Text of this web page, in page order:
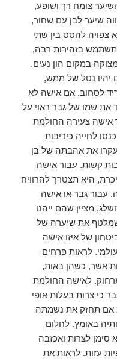
צומח רך ושופע,
שיער לבן עם שחור,
צפויה להסס בין שתי
בזהירות רבה,
במקום הון נעים.
יהיו נטל של ממש,
לסחוב. אם אישה לא
שמו של גבר ראוי על
אישה צעירה החולמת
לחייה כיריבות
את אהבתה של בן
קשות. עבור אישה
היא תצטרך להרוויח
עבור גבר או אישה
מציין שהם ייהנו
שמלטף את שיערה של
של איזו אישה
לראות פרחים
אשר, כשהן באות,
לאישה החולמת
כי צרות בעלות אופי
אם תחזק את נשמתה
באומץ. לחלום
סימן לצרות ואכזבה
עזות. לראות את